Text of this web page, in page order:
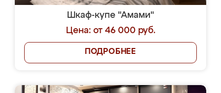
Шкаф-купе "Амами"
Цена: от 46 000 руб.
ПОДРОБНЕЕ